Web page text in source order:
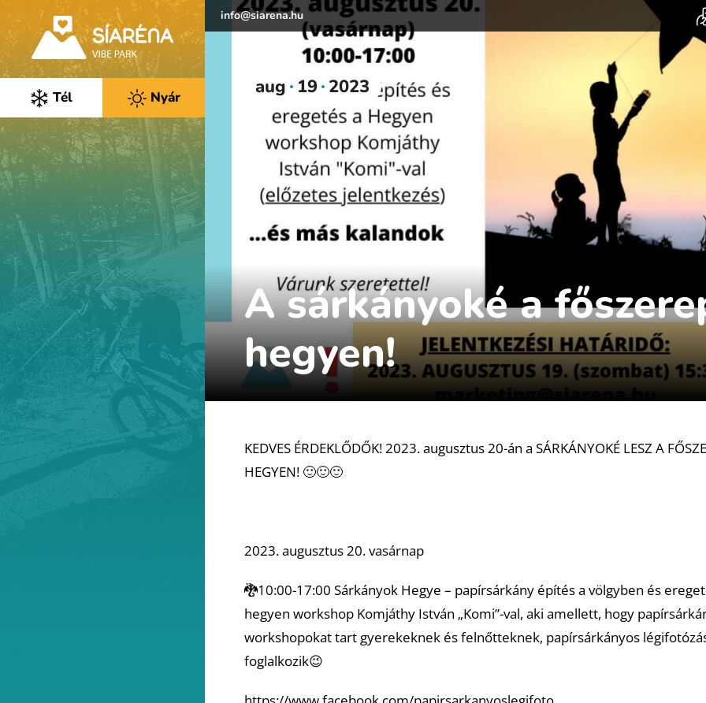
Tél Nyár
info@siarena.hu
A sárkányoké a
hegyen!
aug 19 2023
KEDVES ÉRDEKLŐDŐK! 2023. augusztus 20-án a SÁRKÁNYOKÉ LESZ A
HEGYEN! 🙂🙂🙂
2023. augusztus 20. vasárnap
🐉10:00-17:00 Sárkányok Hegye – papírsárkány építés a völgyben és
hegyen workshop Komjáthy István „Komi”-val, aki amellett, hogy
workshopokat tart gyerekeknek és felnőtteknek, papírsárkányos
foglalkozik😉